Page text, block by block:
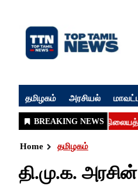
தமிழகம் அரசியல்
Home தமிழகம்
தி.மு.க.